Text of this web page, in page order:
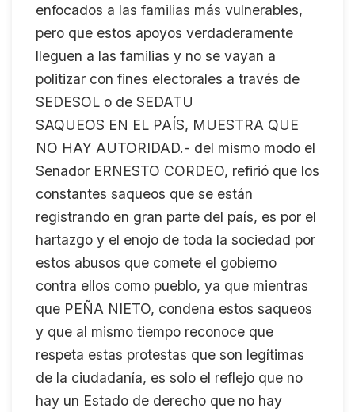
enfocados a las familias más vulnerables,
pero que estos apoyos verdaderamente
lleguen a las familias y no se vayan a
politizar con fines electorales a través de
SEDESOL o de SEDATU
SAQUEOS EN EL PAÍS, MUESTRA QUE
NO HAY AUTORIDAD.- del mismo modo el
Senador ERNESTO CORDEO, refirió que los
constantes saqueos que se están
registrando en gran parte del país, es por el
hartazgo y el enojo de toda la sociedad por
estos abusos que comete el gobierno
contra ellos como pueblo, ya que mientras
que PEÑA NIETO, condena estos saqueos
y que al mismo tiempo reconoce que
respeta estas protestas que son legítimas
de la ciudadanía, es solo el reflejo que no
hay un Estado de derecho que no hay